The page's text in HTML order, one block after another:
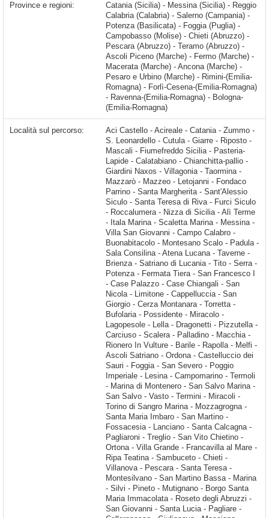
Province e regioni:
Catania (Sicilia) - Messina (Sicilia) - Reggio
Calabria (Calabria) - Salerno (Campania) -
Potenza (Basilicata) - Foggia (Puglia) -
Campobasso (Molise) - Chieti (Abruzzo) -
Pescara (Abruzzo) - Teramo (Abruzzo) -
Ascoli Piceno (Marche) - Fermo (Marche) -
Macerata (Marche) - Ancona (Marche) -
Pesaro e Urbino (Marche) - Rimini-(Emilia-
Romagna) - Forlì-Cesena-(Emilia-Romagna)
- Ravenna-(Emilia-Romagna) - Bologna-
(Emilia-Romagna)
Località sul percorso: Aci Castello - Acireale - Catania - Zummo - S. Leonardello - Cutula - Giarre - Riposto - Mascali - Fiumefreddo Sicilia - Pasteria-Lapide - Calatabiano - Chianchitta-pallio - Giardini Naxos - Villagonia - Taormina - Mazzarò - Mazzeo - Letojanni - Fondaco Parrino - Santa Margherita - Sant'Alessio Siculo - Santa Teresa di Riva - Furci Siculo - Roccalumera - Nizza di Sicilia - Alì Terme - Itala Marina - Scaletta Marina - Messina - Villa San Giovanni - Campo Calabro - Buonabitacolo - Montesano Scalo - Padula - Sala Consilina - Atena Lucana -